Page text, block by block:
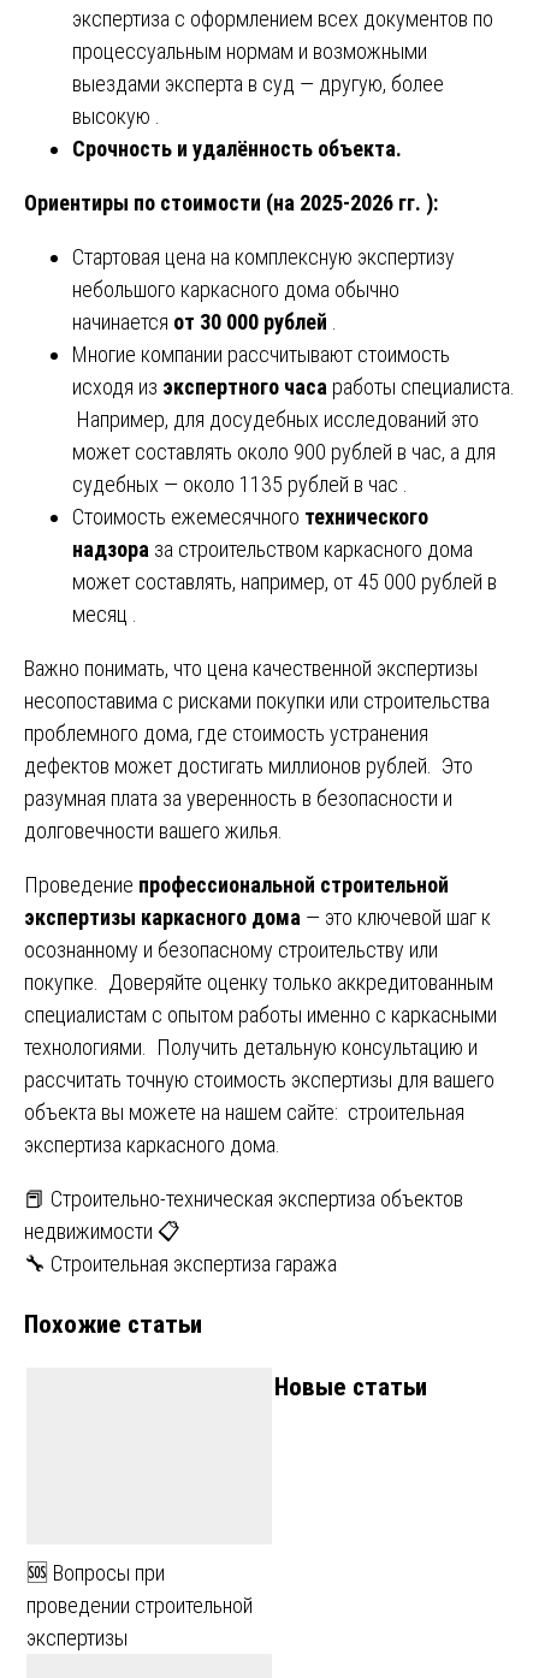
экспертиза с оформлением всех документов по
процессуальным нормам и возможными
выездами эксперта в суд — другую, более
высокую .
Срочность и удалённость объекта.
Ориентиры по стоимости (на 2025-2026 гг. ):
Стартовая цена на комплексную экспертизу
небольшого каркасного дома обычно
начинается от 30 000 рублей
Многие компании рассчитывают стоимость
исходя из экспертного часа работы специалиста.
Например, для досудебных исследований это
может составлять около 900 рублей в час, а для
судебных — около 1135 рублей в час .
Стоимость ежемесячного технического
надзора за строительством каркасного дома
может составлять, например, от 45 000 рублей в
месяц .
Важно понимать, что цена качественной экспертизы
несопоставима с рисками покупки или строительства
проблемного дома, где стоимость устранения
дефектов может достигать миллионов рублей. Это
разумная плата за уверенность в безопасности и
долговечности вашего жилья.
Проведение профессиональной строительной
экспертизы каркасного дома — это ключевой шаг к
осознанному и безопасному строительству или
покупке. Доверяйте оценку только аккредитованным
специалистам с опытом работы именно с каркасными
технологиями. Получить детальную консультацию и
рассчитать точную стоимость экспертизы для вашего
объекта вы можете на нашем сайте: строительная
экспертиза каркасного дома
Навигация
по
📕 Строительно-техническая экспертиза объектов
недвижимости 📋
🔧 Строительная экспертиза гаража
Похожие статьи
🆘 Вопросы при
проведении строительной
экспертизы
Новые статьи